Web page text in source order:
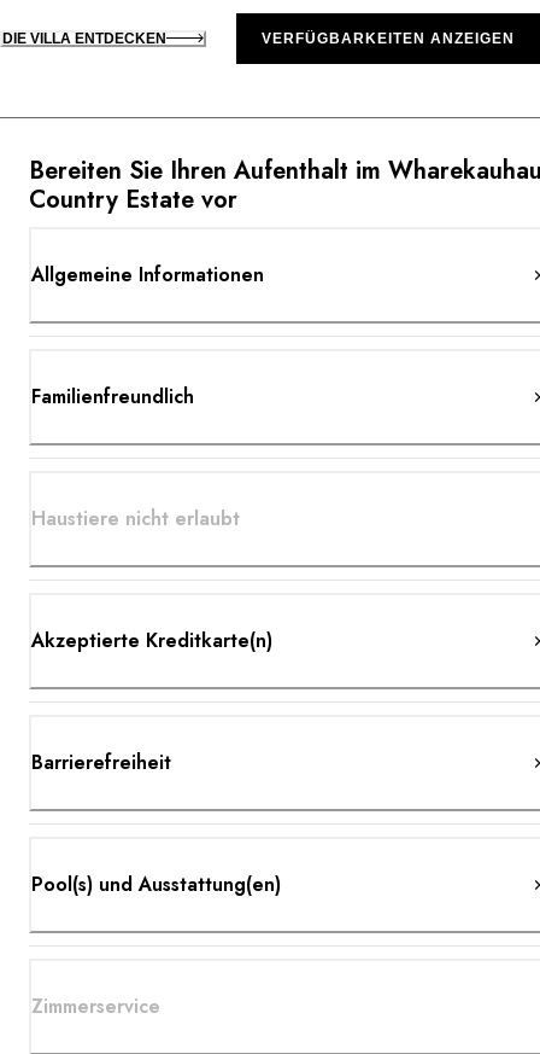
Bereiten Sie Ihren Aufenthalt im
Country Estate vor
Allgemeine Informationen
Familienfreundlich
Haustiere nicht erlaubt
Akzeptierte Kreditkarte(n)
Barrierefreiheit
Pool(s) und Ausstattung(en)
Zimmerservice
DIE VILLA ENTDECKEN VERFÜGBARKEITEN ANZEIGEN